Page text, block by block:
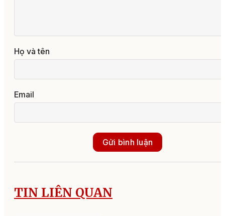
Họ và tên
Email
Gửi bình luận
TIN LIÊN QUAN